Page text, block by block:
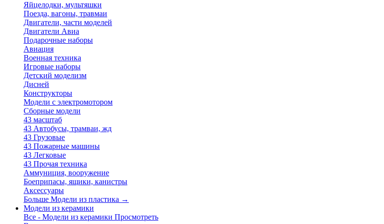
Яйцелодки, мультяшки
Поезда, вагоны, травмаи
Двигатели, части моделей
Двигатели Авиа
Подарочные наборы
Авиация
Военная техника
Игровые наборы
Детский моделизм
Дисней
Конструкторы
Модели с электромотором
Сборные модели
43 масштаб
43 Автобусы, трамваи, жд
43 Грузовые
43 Пожарные машины
43 Легковые
43 Прочая техника
Аммуниция, вооружение
Боеприпасы, ящики, канистры
Аксессуары
Больше Модели из пластика →
Модели из керамики
Все - Модели из керамики Просмотреть